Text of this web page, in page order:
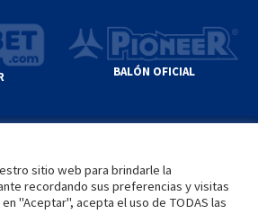
BALÓN OFICIAL
YOUTUBE TERMS OF SERVICE
PRIVACY POLICY
POLÍTICA DE PRIVACIDAD
sitio web para brindarle la
recordando sus preferencias y visitas
"Aceptar", acepta el uso de TODAS las